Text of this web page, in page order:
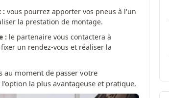
: vous pourrez apporter vos pneus à l'un
la prestation de montage.
: le partenaire vous contactera à
un rendez-vous et réaliser la
au moment de passer votre
la plus avantageuse et pratique.